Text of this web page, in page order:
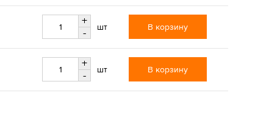
+
-
шт В корзину
+
-
шт В корзину